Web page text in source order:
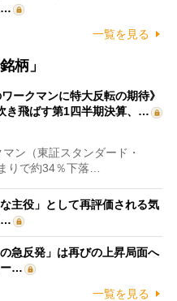
…
一覧を見る
柄」
ークマンに特大反転の期待》
き飛ばす第1四半期決算、…
ン（東証スタンダード・
りで約34％下落…
主役」として再評価される気
急反発」は再びの上昇局面へ
ー…
一覧を見る